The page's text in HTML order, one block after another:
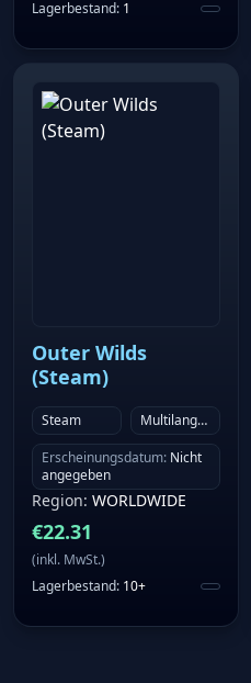
Lagerbestand: 1
Outer Wilds
(Steam)
Steam
Multilanguage
Erscheinungsdatum: Nicht
angegeben
Region: WORLDWIDE
€22.31
(inkl. MwSt.)
Lagerbestand: 10+